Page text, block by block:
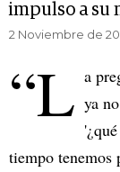
impulso a su
2 Noviembre de
“L a
ya
tiempo tenemos